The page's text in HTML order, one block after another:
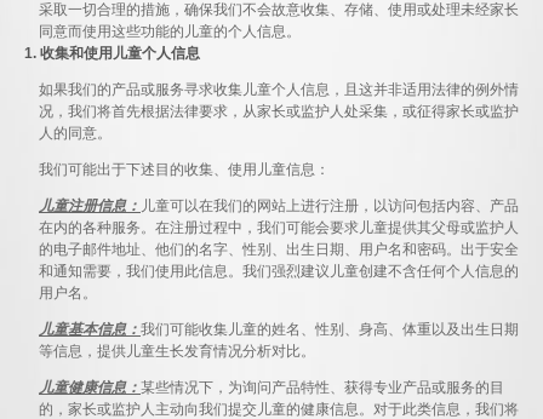
采取一切合理的措施，确保我们不会故意收集、存储、使用或处理未经家长
同意而使用这些功能的儿童的个人信息。
1. 收集和使用儿童个人信息
如果我们的产品或服务寻求收集儿童个人信息，且这并非适用法律的例外情
况，我们将首先根据法律要求，从家长或监护人处采集，或征得家长或监护
人的同意。
我们可能出于下述目的收集、使用儿童信息：
儿童注册信息： 儿童可以在我们的网站上进行注册，以访问包括内容、产品
在内的各种服务。在注册过程中，我们可能会要求儿童提供其父母或监护人
的电子邮件地址、他们的名字、性别、出生日期、用户名和密码。出于安全
和通知需要，我们使用此信息。我们强烈建议儿童创建不含任何个人信息的
用户名。
儿童基本信息： 我们可能收集儿童的姓名、性别、身高、体重以及出生日期
等信息，提供儿童生长发育情况分析对比。
儿童健康信息： 某些情况下，为询问产品特性、获得专业产品或服务的目
的，家长或监护人主动向我们提交儿童的健康信息。对于此类信息，我们将